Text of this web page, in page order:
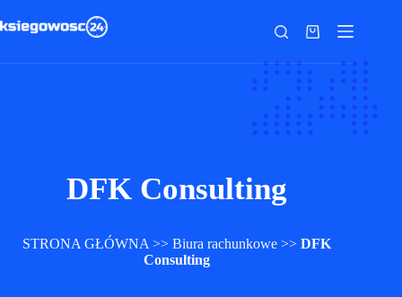
do
Koszyk
DFK Consulting
STRONA GŁÓWNA >>Biura rachunkowe >>DFK
Consulting